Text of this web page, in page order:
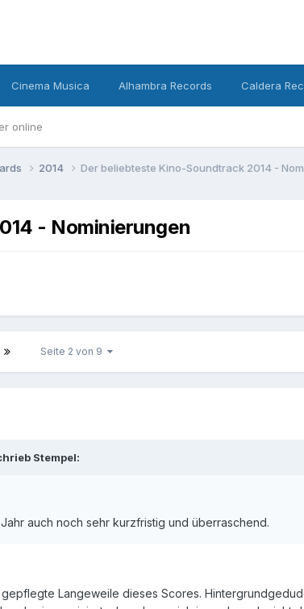
online
Cinema Musica Alhambra Records Caldera
2014 Der beliebteste Kino-Soundtrack 2014 -
- Nominierungen
Seite 2 von 9
Stempel:
auch noch sehr kurzfristig und überraschend.
Langeweile dieses Scores.